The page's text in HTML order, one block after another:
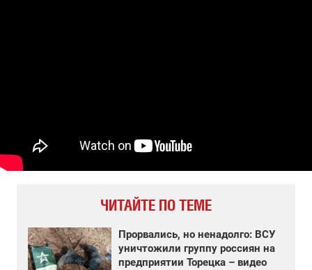
ЧИТАЙТЕ ПО ТЕМЕ
Прорвались, но ненадолго: ВСУ
уничтожили группу россиян на
предприятии Торецка – видео